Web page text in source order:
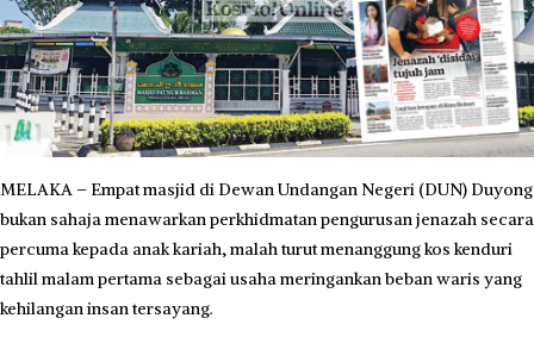
MELAKA – Empat masjid di Dewan Undangan Negeri (DUN) Duyong
bukan sahaja menawarkan perkhidmatan pengurusan jenazah secara
percuma kepada anak kariah, malah turut menanggung kos kenduri
tahlil malam pertama sebagai usaha meringankan beban waris yang
kehilangan insan tersayang.